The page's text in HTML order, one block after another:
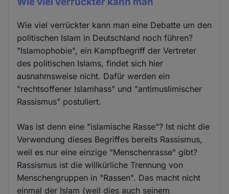
Wie viel verrückter kann man eine Debatte um den
politischen Islam in Deutschland noch führen?
"Islamophobie", ein Kampfbegriff der Vertreter
des politischen Islams, findet sich hier
ausnahmsweise nicht. Dafür werden ein
"rechtsoffener Islamhass" und "antimuslimischer
Rassismus" postuliert.
Was ist denn eine "islamische Rasse"? Ist nicht die
Verwendung dieses Begriffes bereits Rassismus,
weil es nur eine einzige "Menschenrasse" gibt?
Rassismus ist die willkürliche Trennung von
Menschengruppen in "Rassen". Das macht nicht
einmal der Islam (weil dies auch seinem